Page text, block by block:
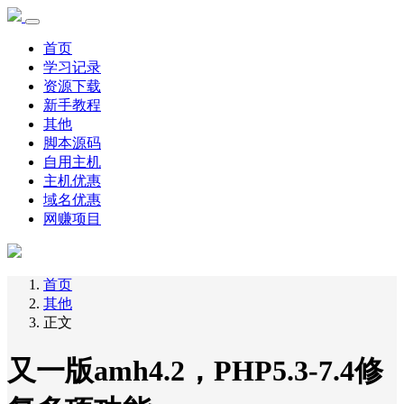
首页
学习记录
资源下载
新手教程
其他
脚本源码
自用主机
主机优惠
域名优惠
网赚项目
首页
其他
正文
又一版amh4.2，PHP5.3-7.4修